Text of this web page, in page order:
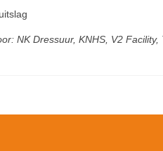
NK Dressuur, KNHS, V2